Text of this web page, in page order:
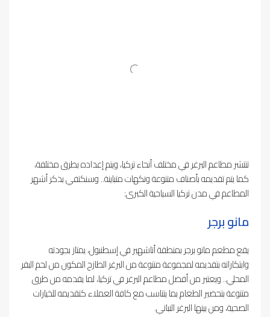
تنتشر مطاعم البرغر في مختلف أنحاء تركيا، ويتم إعداده بطرق مختلفة،
كما يتم تقديمه بأصناف متنوعة ونكهات متباينة.. وسنكتفي بذكر أشهر
المطاعم في مدن تركيا السياحية الكبرى:
مانو برجر
يقع مطعم مانو برجر بمنطقة أتاشهير في إسطنبول، يمتاز بجودته
وابتكاراته بتقديمه لمجموعة متنوعة من البرغر الطازج المكون من لحم البقر
المحلي.. ويعتبر من أفضل مطاعم البرغر في تركيا، لما يقدمه من طرق
متنوعة بتحضير الطعام بما يتناسب مع كافة العملاء كتقديمه للخيارات
الصحية، ومن بينها البرغر النباتي.